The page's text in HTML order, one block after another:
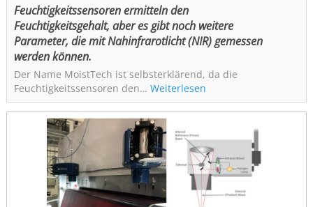
Feuchtigkeitssensoren ermitteln den
Feuchtigkeitsgehalt, aber es gibt noch weitere
Parameter, die mit Nahinfrarotlicht (NIR) gemessen
werden können.
Der Name MoistTech ist selbsterklärend, da die
Feuchtigkeitssensoren den… Weiterlesen